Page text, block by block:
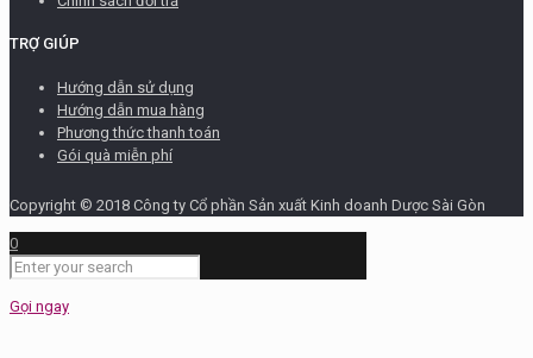
TRỢ GIÚP
Hướng dẫn sử dụng
Hướng dẫn mua hàng
Phương thức thanh toán
Gói quà miễn phí
Copyright © 2018 Công ty Cổ phần Sản xuất Kinh doanh Dược Sài Gòn
0
Gọi ngay